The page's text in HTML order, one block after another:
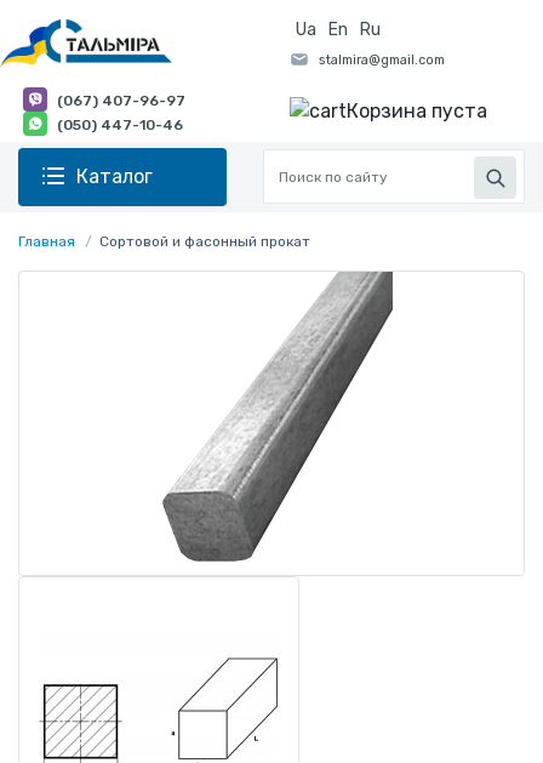
Ua En Ru
(067) 407-96-97
(050) 447-10-46
Корзина пуста
Каталог
Главная Сортовой и фасонный прокат